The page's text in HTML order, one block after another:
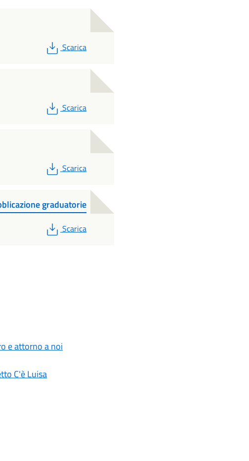
PDF
Scarica
PDF
Scarica
PDF
Scarica
graduatorie
PDF
Scarica
e attorno a noi
C'è Luisa